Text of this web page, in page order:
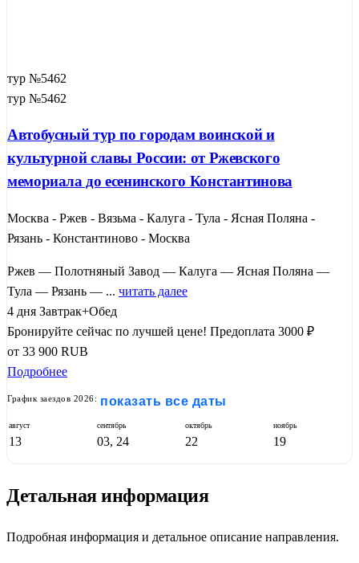
тур №5462
тур №5462
Автобусный тур по городам воинской и
культурной славы России: от Ржевского
мемориала до есенинского Константинова
Москва - Ржев - Вязьма - Калуга - Тула - Ясная Поляна -
Рязань - Константиново - Москва
Ржев — Полотняный Завод — Калуга — Ясная Поляна —
Тула — Рязань — ... читать далее
4 дня Завтрак+Обед
Бронируйте сейчас по лучшей цене! Предоплата 3000 ₽
от 33 900 RUB
Подробнее
График заездов 2026: показать все даты
август
13
сентябрь
03, 24
октябрь
22
ноябрь
19
Детальная информация
Подробная информация и детальное описание направления.